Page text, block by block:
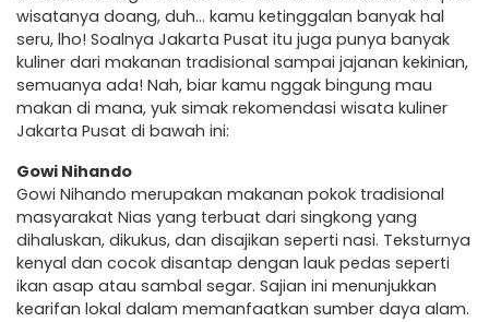
wisatanya doang, duh… kamu ketinggalan banyak hal
seru, lho! Soalnya Jakarta Pusat itu juga punya banyak
kuliner dari makanan tradisional sampai jajanan kekinian,
semuanya ada! Nah, biar kamu nggak bingung mau
makan di mana, yuk simak rekomendasi wisata kuliner
Jakarta Pusat di bawah ini:
Gowi Nihando
Gowi Nihando merupakan makanan pokok tradisional
masyarakat Nias yang terbuat dari singkong yang
dihaluskan, dikukus, dan disajikan seperti nasi. Teksturnya
kenyal dan cocok disantap dengan lauk pedas seperti
ikan asap atau sambal segar. Sajian ini menunjukkan
kearifan lokal dalam memanfaatkan sumber daya alam.